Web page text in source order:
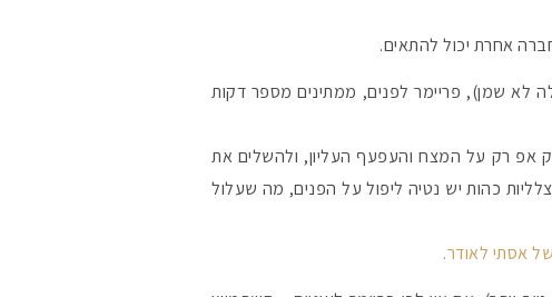
אחרת יכול להתאים.
לא שמן), פריימר לפנים, ממתינים מספר דקות
אפ רק על המצח והעפעף העליון, ולהשלים את
כהות יש נטיה ליפול על הפנים, מה שעלול
אסתי לאודר.